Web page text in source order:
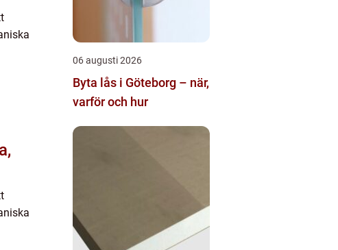
06 augusti 2026
Byta lås i Göteborg – när,
varför och hur